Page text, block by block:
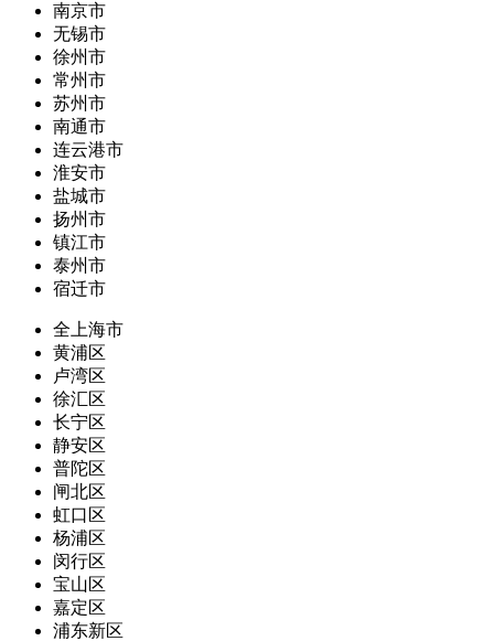
南京市
无锡市
徐州市
常州市
苏州市
南通市
连云港市
淮安市
盐城市
扬州市
镇江市
泰州市
宿迁市
全上海市
黄浦区
卢湾区
徐汇区
长宁区
静安区
普陀区
闸北区
虹口区
杨浦区
闵行区
宝山区
嘉定区
浦东新区